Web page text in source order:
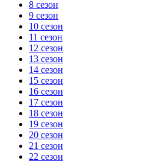
8 сезон
9 сезон
10 сезон
11 сезон
12 сезон
13 сезон
14 сезон
15 сезон
16 сезон
17 сезон
18 сезон
19 сезон
20 сезон
21 сезон
22 сезон